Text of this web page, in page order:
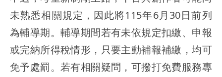
未熟悉相關規定，因此將115年6月30日前列
為輔導期。輔導期間若有未依規定扣繳、申報
或完納所得稅情形，只要主動補報補繳，均可
免予處罰。若有相關疑問，可撥打免費服務專